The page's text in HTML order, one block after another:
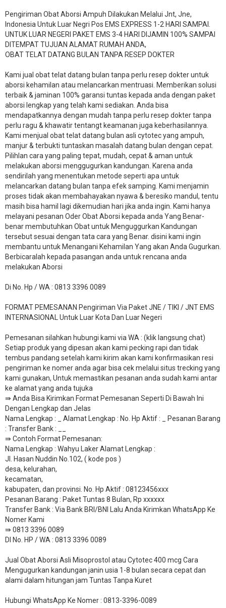
Pengiriman Obat Aborsi Ampuh Dilakukan Melalui Jnt, Jne,
Indonesia Untuk Luar Negri Pos EMS EXPRESS 1-2 HARI SAMPAI.
UNTUK LUAR NEGERI PAKET EMS 3-4 HARI DIJAMIN 100% SAMPAI
DITEMPAT TUJUAN ALAMAT RUMAH ANDA,
OBAT TELAT DATANG BULAN TANPA RESEP DOKTER
Kami jual obat telat datang bulan tanpa perlu resep dokter untuk
aborsi kehamilan atau melancarkan mentruasi. Memberikan solusi
terbaik & jaminan 100% garansi tuntas kepada anda dengan paket
aborsi lengkap yang telah kami sediakan. Anda bisa
mendapatkannya dengan mudah tanpa perlu resep dokter tanpa
perlu ragu & khawatir tentangt keamanan juga keberhasilannya.
Kami menjual obat telat datang bulan asli cytotec yang ampuh,
manjur & terbukti tuntaskan masalah datang bulan dengan cepat.
Pilihlan cara yang paling tepat, mudah, cepat & aman untuk
melakukan aborsi menggugurkan kandungan. Karena anda
sendirilah yang menentukan metode seperti apa untuk
melancarkan datang bulan tanpa efek samping. Kami menjamin
proses tidak akan membahayakan nyawa & beresiko mandul, tentu
masih bisa hamil lagi dikemudian hari jika anda ingin. Kami hanya
melayani pesanan Oder Obat Aborsi kepada anda Yang Benar-
benar membutuhkan Obat untuk Menguggurkan Kandungan
tersebut sesuai dengan tata cara yang Benar. disini kami ingin
membantu untuk Menangani Kehamilan Yang akan Anda Gugurkan.
Berbicaralah kepada pasangan anda untuk rencana anda
melakukan Aborsi
Di No. Hp / WA : 0813 3396 0089
FORMAT PEMESANAN Pengiriman Via Paket JNE / TIKI / JNT EMS
INTERNASIONAL Untuk Luar Kota Dan Luar Negeri
Pemesanan silahkan hubungi kami via WA : (klik langsung chat)
Setiap produk yang dipesan akan kami pecking rapi dan tidak
tembus pandang setelah kami kirim akan kami konfirmasikan resi
pengiriman ke nomer anda agar bisa cek melalui situs trecking yang
kami gunakan, Untuk memastikan pesanan anda sudah kami antar
ke alamat yang anda tujuka
⇛ Anda Bisa Kirimkan Format Pemesanan Seperti Di Bawah Ini
Dengan Lengkap dan Jelas
Nama Lengkap : _ Alamat Lengkap : No. Hp Aktif : _ Pesanan Barang
: Transfer Bank : __
​⇛ Contoh Format Pemesanan:
Nama Lengkap : Wahyu Laker Alamat Lengkap :
Jl. Hasan Nuddin No.102, ( kode pos )
desa, kelurahan,
kecamatan,
kabupaten, dan provinsi. No. Hp Aktif : 08123456xxx
Pesanan Barang : Paket Tuntas 8 Bulan, Rp xxxxxx
​Transfer Bank : Via Bank BRI/BNI Lalu Anda Kirimkan WhatsApp Ke
Nomer Kami
⇛ 0813 3396 0089
DI No. HP / WA : 0813 3396 0089
Jual Obat Aborsi Asli Misoprostol atau Cytotec 400 mcg Cara
Mengugurkan kandungan janin usia 1-8 bulan secara cepat dan
alami dalam hitungan jam Tuntas Tanpa Kuret
Hubungi WhatsApp Ke Nomer : 0813-3396-0089​